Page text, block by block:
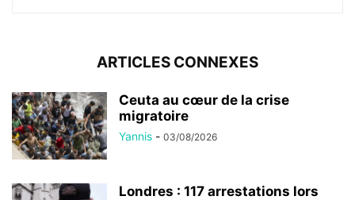
ARTICLES CONNEXES
Ceuta au cœur de la crise
migratoire
Yannis - 03/08/2026
Londres : 117 arrestations lors